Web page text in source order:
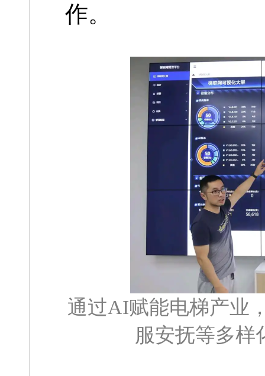
作。
通过AI赋能电梯产业
服安抚等多